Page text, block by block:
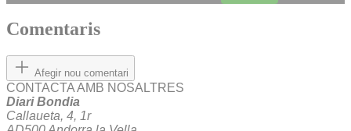
Comentaris
Afegir nou comentari
CONTACTA AMB NOSALTRES
Diari Bondia
Callaueta, 4, 1r